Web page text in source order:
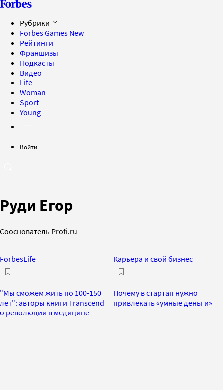
Рубрики
Forbes Games New
Рейтинги
Франшизы
Подкасты
Видео
Life
Woman
Sport
Young
Войти
Руди Егор
Сооснователь Profi.ru
ForbesLife
"Мы сможем жить по 100-150
лет": авторы книги Transcend
о революции в медицине
Карьера и свой бизнес
Почему в стартап нужно
привлекать «умные деньги»